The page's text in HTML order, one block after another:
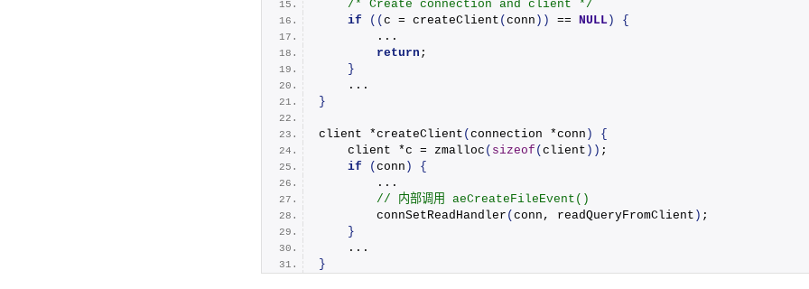
/* Create connection and client */
if
(( c = createClient ( conn )) == NULL)
{
        ...
return ;
}
    ...
}
client *createClient ( connection *conn )
{
    client *c =
zmalloc ( sizeof ( client )) ;
if
( conn )
{
        ...
// 内部调用 aeCreateFileEvent()
connSetReadHandler ( conn, readQueryFromClient ) ;
}
    ...
}